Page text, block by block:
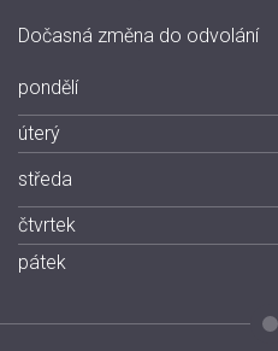
Dočasná změna do odvolání
pondělí
úterý
středa
čtvrtek
pátek